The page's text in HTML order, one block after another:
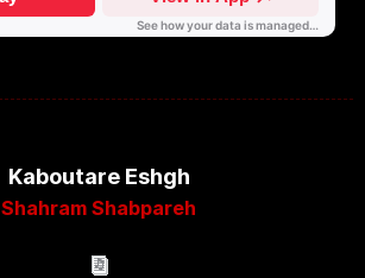
Kaboutare Eshgh
Shahram Shabpareh